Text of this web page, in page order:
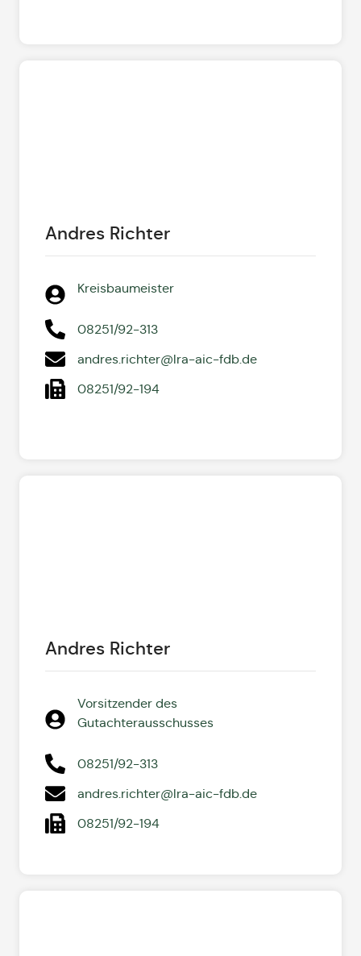
Andres Richter
Kreisbaumeister
08251/92-313
andres.richter@lra-aic-fdb.de
08251/92-194
Andres Richter
Vorsitzender des
Gutachterausschusses
08251/92-313
andres.richter@lra-aic-fdb.de
08251/92-194